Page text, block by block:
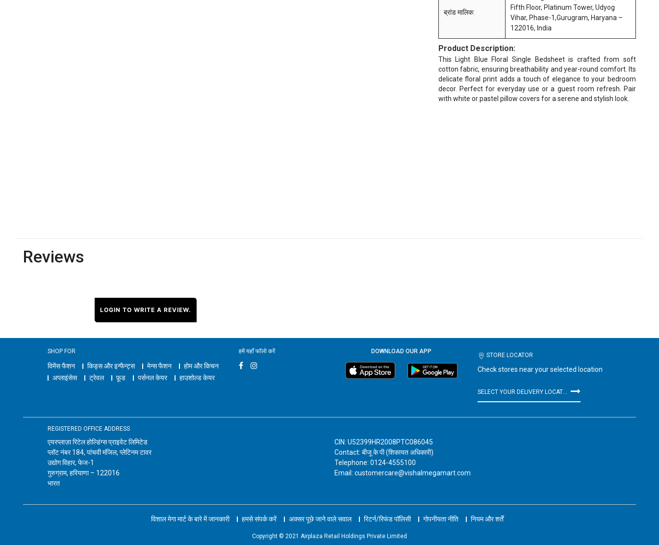
ब्रांड मालिक:
Fifth Floor, Platinum Tower, Udyog
Vihar, Phase-1,Gurugram, Haryana –
122016, India
Product Description:
This Light Blue Floral Single Bedsheet is crafted from soft
cotton fabric, ensuring breathability and year-round comfort. Its
delicate floral print adds a touch of elegance to your bedroom
decor. Perfect for everyday use or a guest room refresh. Pair
with white or pastel pillow covers for a serene and stylish look.
Reviews
LOGIN TO WRITE A REVIEW.
SHOP FOR
विमेंस फैशन किड्स और इन्फैन्ट्स मेन्स फैशन
होम और किचन
अप्लाइंसेस
ट्रेवल फ़ूड पर्सनल केयर हाउशोल्ड केयर
हमें यहाँ फॉलो करें DOWNLOAD OUR APP
STORE LOCATOR
Check stores near your selected location
REGISTERED OFFICE ADDRESS
एयरप्लाज़ा रिटेल होल्डिंग्स प्राइवेट लिमिटेड
प्लॉट नंबर 184, पांचवी मंजिल, प्लेटिनम टावर
उद्योग विहार, फेज-1
गुरुग्राम, हरियाणा – 122016
भारत
CIN: U52399HR2008PTC086045
Contact: बीजू के पी (शिकायत अधिकारी)
Telephone: 0124-4555100
Email: customercare@vishalmegamart.com
विशाल मेगा मार्ट के बारे में जानकारी हमसे संपर्क करें अक्सर पूछे जाने वाले सवाल रिटर्न/रिफंड पॉलिसी गोपनीयता नीति नियम और शर्तें
Copyright © 2021 Airplaza Retail Holdings Private Limited